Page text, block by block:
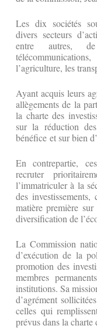
Les dix sociétés
divers secteurs
entre autres, de
l’agriculture, les
Ayant acquis leurs
allègements de la
la charte des
sur la réduction
bénéfice et sur bien
En contrepartie,
recruter
l’immatriculer à la
des
matière première
diversification de
La Commission
d’exécution de la
promotion des
membres
institutions. Sa
d’agrément
celles qui
prévus dans la charte